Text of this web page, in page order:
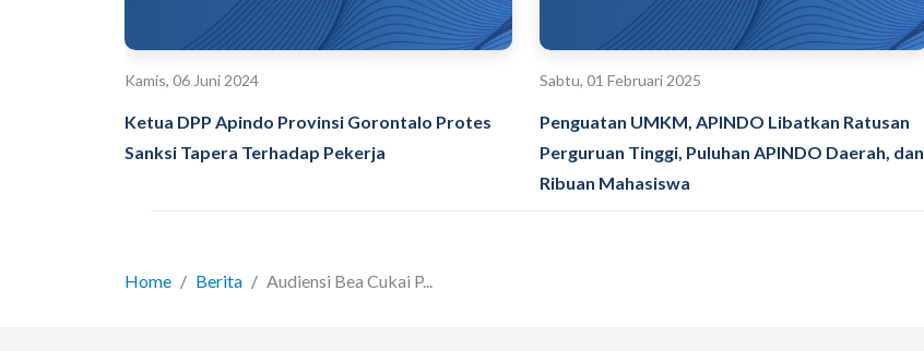
Kamis, 06 Juni 2024
Ketua DPP Apindo Provinsi Gorontalo Protes
Sanksi Tapera Terhadap Pekerja
Sabtu, 01 Februari 2025
Penguatan UMKM, APINDO Libatkan Ratusan
Perguruan Tinggi, Puluhan APINDO Daerah, dan
Ribuan Mahasiswa
Home Berita Audiensi Bea Cukai P...